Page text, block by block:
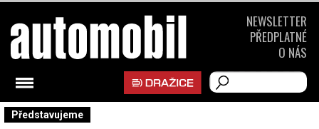
Představujeme
NEWSLETTER
PŘEDPLATNÉ
O NÁS